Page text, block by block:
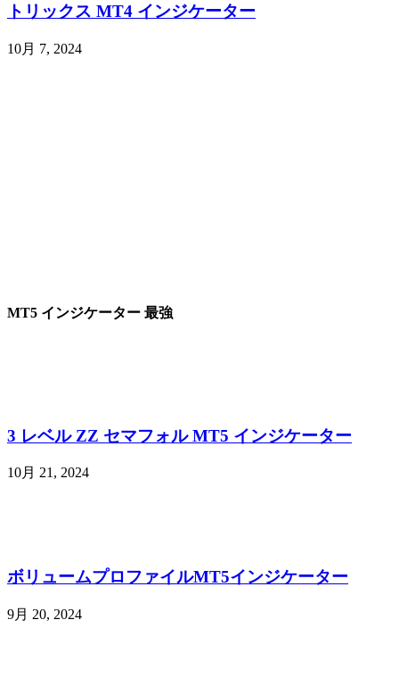
トリックス MT4 インジケーター
10月 7, 2024
MT5 インジケーター 最強
3 レベル ZZ セマフォル MT5 インジケーター
10月 21, 2024
ボリュームプロファイルMT5インジケーター
9月 20, 2024